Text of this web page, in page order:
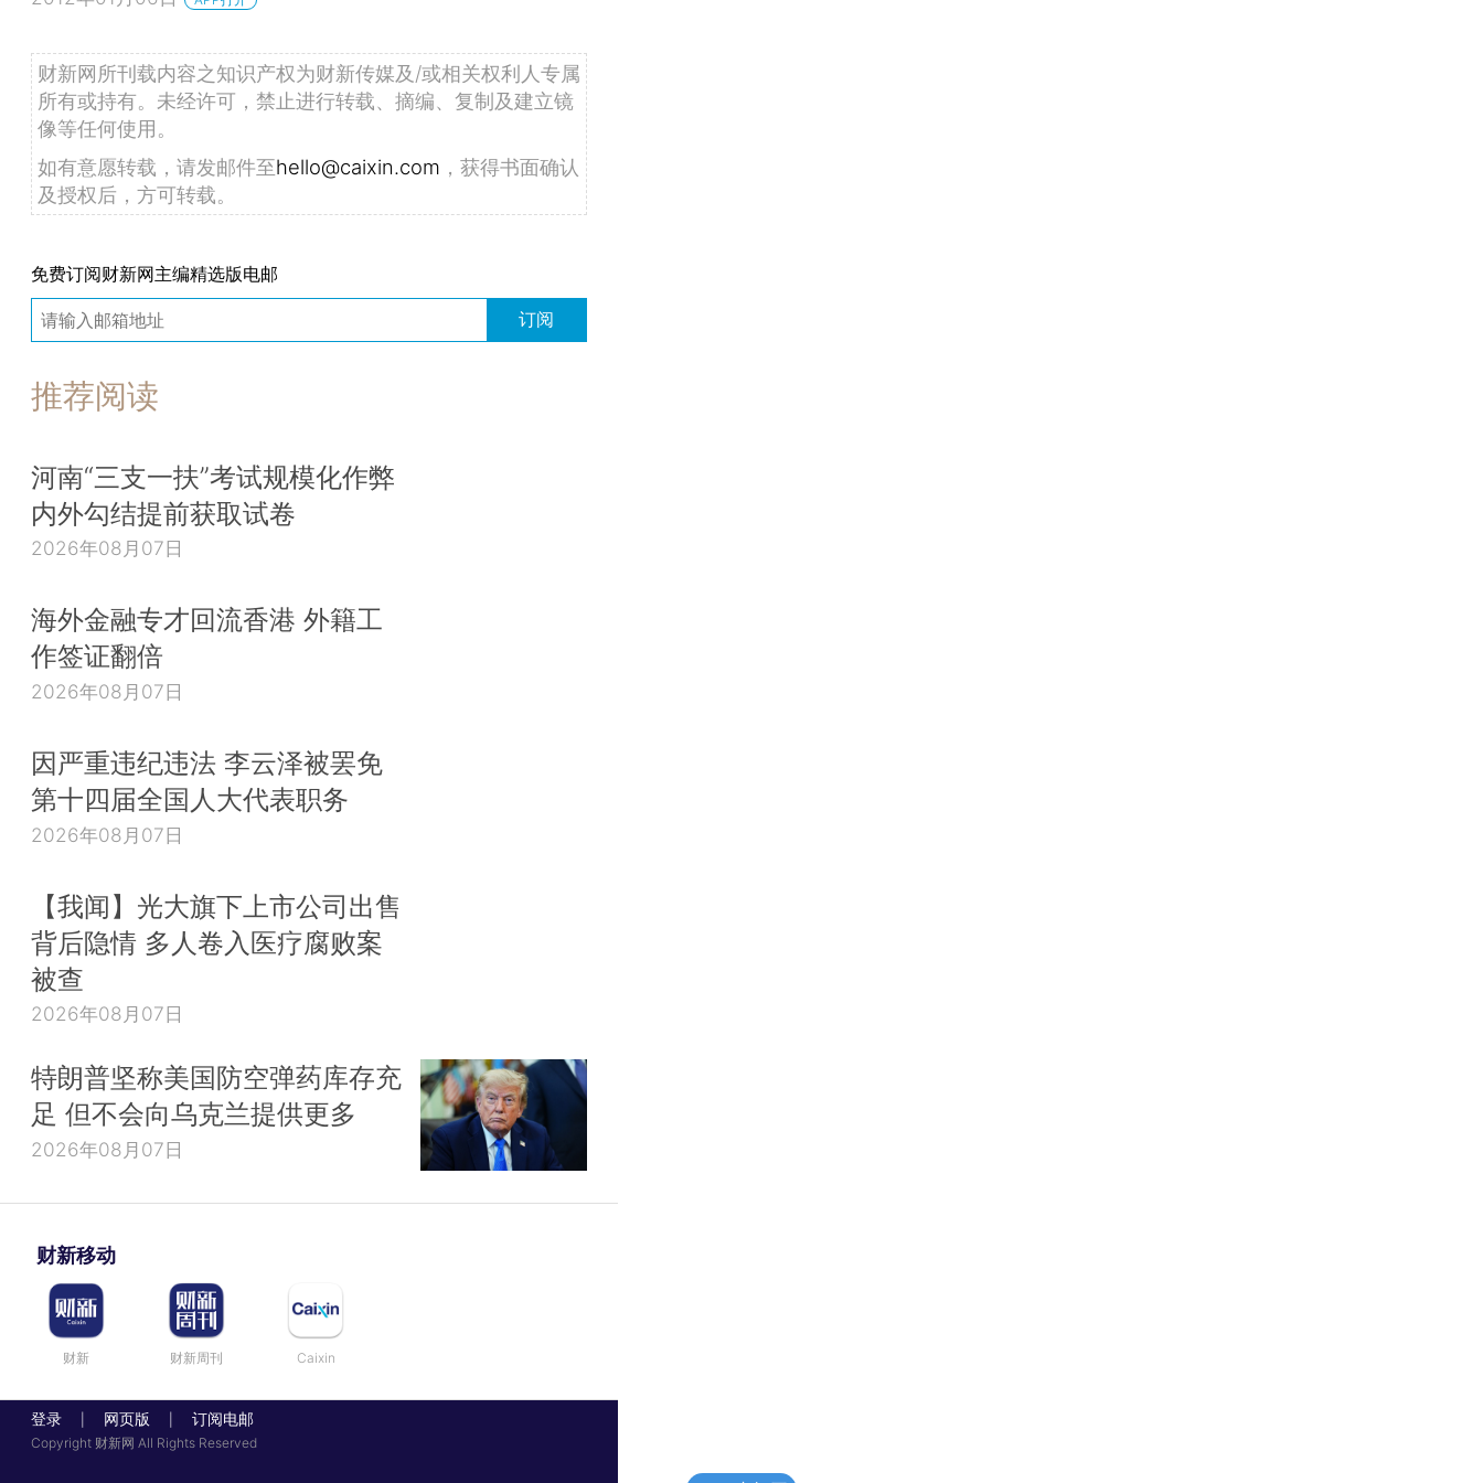
财新网所刊载内容之知识产权为财新传媒及/或相关权利人专属
所有或持有。未经许可，禁止进行转载、摘编、复制及建立镜
像等任何使用。
如有意愿转载，请发邮件至hello@caixin.com ，获得书面确认
及授权后，方可转载。
免费订阅财新网主编精选版电邮
订阅
推荐阅读
河南“三支一扶”考试规模化作弊
内外勾结提前获取试卷
2026年08月07日
海外金融专才回流香港 外籍工
作签证翻倍
2026年08月07日
因严重违纪违法 李云泽被罢免
第十四届全国人大代表职务
2026年08月07日
【我闻】光大旗下上市公司出售
背后隐情 多人卷入医疗腐败案
被查
2026年08月07日
特朗普坚称美国防空弹药库存充
足 但不会向乌克兰提供更多
2026年08月07日
财新移动
财新 财新周刊 Caixin
登录 网页版 订阅电邮
Copyright 财新网 All Rights Reserved